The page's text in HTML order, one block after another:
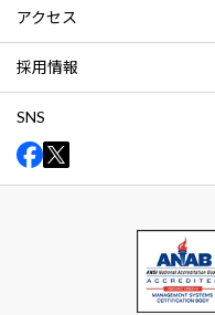
アクセス
採用情報
SNS